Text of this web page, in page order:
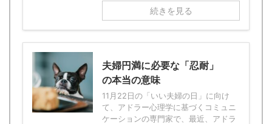
続きを見る
夫婦円満に必要な「忍耐」
の本当の意味
11月22日の「いい夫婦の日」に向け
て、アドラー心理学に基づくコミュニ
ケーションの専門家で、最近、アドラ